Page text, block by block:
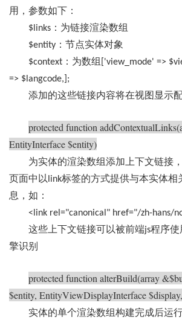
用，参数如下：
$links ：为链接渲染数组
$entity ：节点实体对象
$context ：为数组 ['view_mode' =>
=> $langcode,];
添加的这些链接内容将在视图显示
protected function
EntityInterface $entity)
为实体的渲染数组添加上下文链接
页面中以link标签的方式提供与本实体相
息，如：
<link rel="canonical" href="/zh-hans/
这些上下文链接可以被前端js程序使
擎识别
protected function alterBuild(array
$entity, EntityViewDisplayInterface
实体的单个渲染数组构建完成后运